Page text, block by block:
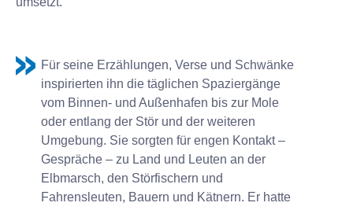
Für seine Erzählungen, Verse und Schwänke
inspirierten ihn die täglichen Spaziergänge
vom Binnen- und Außenhafen bis zur Mole
oder entlang der Stör und der weiteren
Umgebung. Sie sorgten für engen Kontakt –
Gespräche – zu Land und Leuten an der
Elbmarsch, den Störfischern und
Fahrensleuten, Bauern und Kätnern. Er hatte